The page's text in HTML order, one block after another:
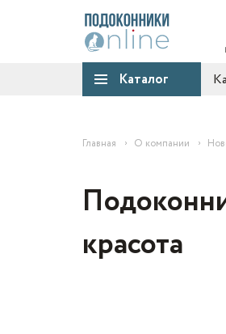
Каталог
Главная О компании
красота